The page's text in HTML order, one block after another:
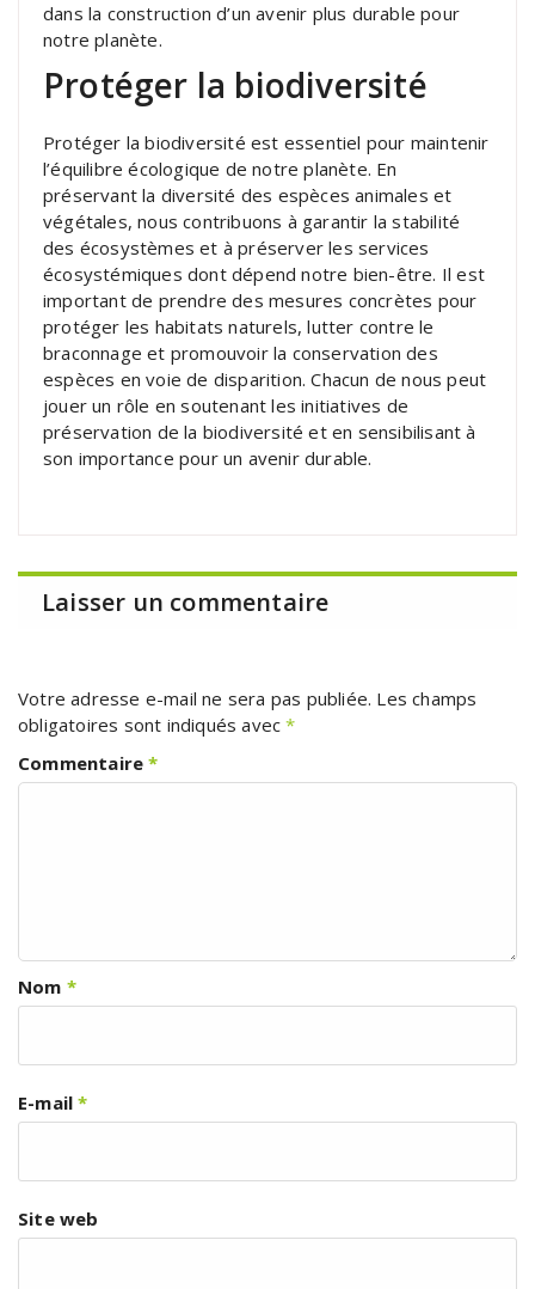
dans la construction d’un avenir plus durable pour
notre planète.
Protéger la biodiversité
Protéger la biodiversité est essentiel pour maintenir
l’équilibre écologique de notre planète. En
préservant la diversité des espèces animales et
végétales, nous contribuons à garantir la stabilité
des écosystèmes et à préserver les services
écosystémiques dont dépend notre bien-être. Il est
important de prendre des mesures concrètes pour
protéger les habitats naturels, lutter contre le
braconnage et promouvoir la conservation des
espèces en voie de disparition. Chacun de nous peut
jouer un rôle en soutenant les initiatives de
préservation de la biodiversité et en sensibilisant à
son importance pour un avenir durable.
Laisser un commentaire
Votre adresse e-mail ne sera pas publiée. Les champs
obligatoires sont indiqués avec*
Commentaire*
Nom *
E-mail*
Site web